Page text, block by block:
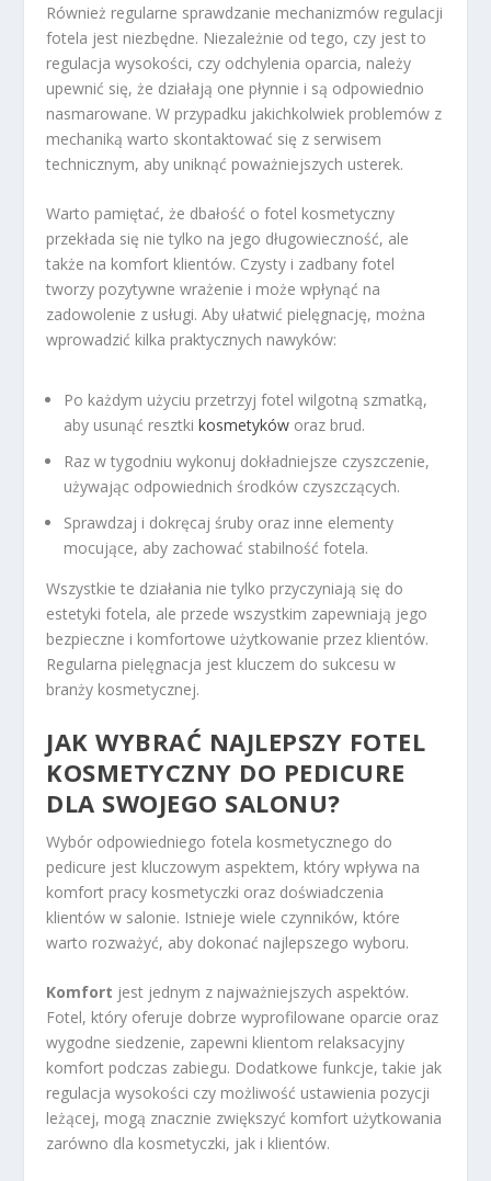
Również regularne sprawdzanie mechanizmów regulacji
fotela jest niezbędne. Niezależnie od tego, czy jest to
regulacja wysokości, czy odchylenia oparcia, należy
upewnić się, że działają one płynnie i są odpowiednio
nasmarowane. W przypadku jakichkolwiek problemów z
mechaniką warto skontaktować się z serwisem
technicznym, aby uniknąć poważniejszych usterek.
Warto pamiętać, że dbałość o fotel kosmetyczny
przekłada się nie tylko na jego długowieczność, ale
także na komfort klientów. Czysty i zadbany fotel
tworzy pozytywne wrażenie i może wpłynąć na
zadowolenie z usługi. Aby ułatwić pielęgnację, można
wprowadzić kilka praktycznych nawyków:
Po każdym użyciu przetrzyj fotel wilgotną szmatką,
aby usunąć resztkikosmetyków oraz brud.
Raz w tygodniu wykonuj dokładniejsze czyszczenie,
używając odpowiednich środków czyszczących.
Sprawdzaj i dokręcaj śruby oraz inne elementy
mocujące, aby zachować stabilność fotela.
Wszystkie te działania nie tylko przyczyniają się do
estetyki fotela, ale przede wszystkim zapewniają jego
bezpieczne i komfortowe użytkowanie przez klientów.
Regularna pielęgnacja jest kluczem do sukcesu w
branży kosmetycznej.
JAK WYBRAĆ NAJLEPSZY FOTEL
KOSMETYCZNY DO PEDICURE
DLA SWOJEGO SALONU?
Wybór odpowiedniego fotela kosmetycznego do
pedicure jest kluczowym aspektem, który wpływa na
komfort pracy kosmetyczki oraz doświadczenia
klientów w salonie. Istnieje wiele czynników, które
warto rozważyć, aby dokonać najlepszego wyboru.
Komfort jest jednym z najważniejszych aspektów.
Fotel, który oferuje dobrze wyprofilowane oparcie oraz
wygodne siedzenie, zapewni klientom relaksacyjny
komfort podczas zabiegu. Dodatkowe funkcje, takie jak
regulacja wysokości czy możliwość ustawienia pozycji
leżącej, mogą znacznie zwiększyć komfort użytkowania
zarówno dla kosmetyczki, jak i klientów.